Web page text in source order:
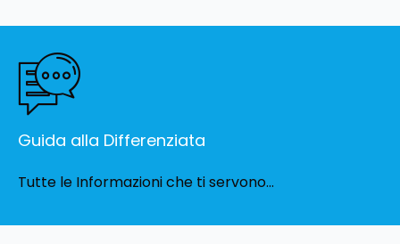
Guida alla Differenziata
Tutte le Informazioni che ti servono...